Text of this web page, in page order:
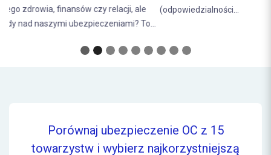
decyzja, która ma bezpośredni wpływ na nasze finanse i poczucie
bezpieczeństwa na drodze. Ubezpieczenie OC
Porównaj ubezpieczenie OC z 15